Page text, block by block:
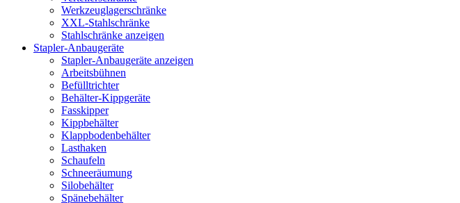
Werkzeuglagerschränke
XXL-Stahlschränke
Stahlschränke anzeigen
Stapler-Anbaugeräte
Stapler-Anbaugeräte anzeigen
Arbeitsbühnen
Befülltrichter
Behälter-Kippgeräte
Fasskipper
Kippbehälter
Klappbodenbehälter
Lasthaken
Schaufeln
Schneeräumung
Silobehälter
Spänebehälter